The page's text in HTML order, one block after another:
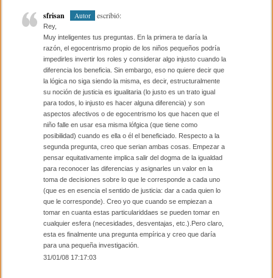
sfrisan Autor escribió:
Rey,
Muy inteligentes tus preguntas. En la primera te daría la
razón, el egocentrismo propio de los niños pequeños podría
impedirles invertir los roles y considerar algo injusto cuando la
diferencia los beneficia. Sin embargo, eso no quiere decir que
la lógica no siga siendo la misma, es decir, estructuralmente
su noción de justicia es igualitaria (lo justo es un trato igual
para todos, lo injusto es hacer alguna diferencia) y son
aspectos afectivos o de egocentrismo los que hacen que el
niño falle en usar esa misma lófgica (que tiene como
posibilidad) cuando es ella o él el beneficiado. Respecto a la
segunda pregunta, creo que serian ambas cosas. Empezar a
pensar equitativamente implica salir del dogma de la igualdad
para reconocer las diferencias y asignarles un valor en la
toma de decisiones sobre lo que le corresponde a cada uno
(que es en esencia el sentido de justicia: dar a cada quien lo
que le corresponde). Creo yo que cuando se empiezan a
tomar en cuanta estas particulariddaes se pueden tomar en
cualquier esfera (necesidades, desventajas, etc.).Pero claro,
esta es finalmente una pregunta empírica y creo que daría
para una pequeña investigación.
31/01/08 17:17:03